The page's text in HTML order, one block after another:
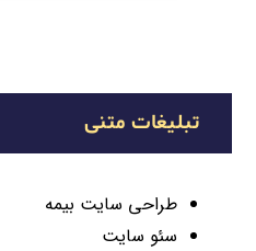
تبلیغات متنی
طراحی سایت بیمه
سئو سایت